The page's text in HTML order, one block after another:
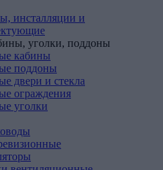
инсталляции и
уголки, поддоны
кабины
поддоны
двери и стекла
ограждения
уголки